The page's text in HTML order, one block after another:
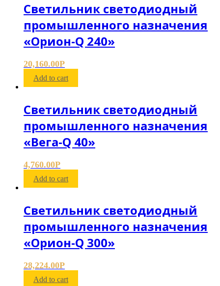
Светильник светодиодный
промышленного назначения
«Орион-Q 240»
20,160.00Р
Add to cart
Светильник светодиодный
промышленного назначения
«Вега-Q 40»
4,760.00Р
Add to cart
Светильник светодиодный
промышленного назначения
«Орион-Q 300»
28,224.00Р
Add to cart